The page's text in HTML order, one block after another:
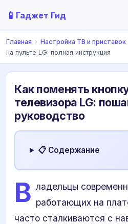
📱 Гаджет Гид
Главная › Настройка ТВ и приставок
на пульте LG: полная инструкция
Как поменять
телевизора LG:
руководство
📋 Содержание
В ладельцы
работающих на
часто сталкиваются с